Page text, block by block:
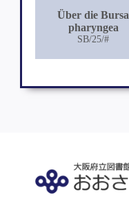
Über die Bursa
pharyngea
SB/25/#